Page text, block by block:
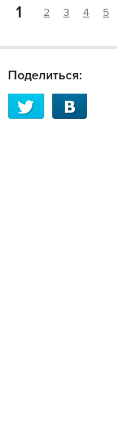
1 2 3 4 5
Поделиться: